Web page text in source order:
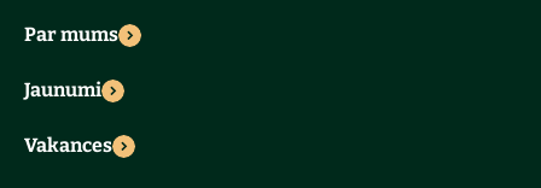
Par mums
Jaunumi
Vakances